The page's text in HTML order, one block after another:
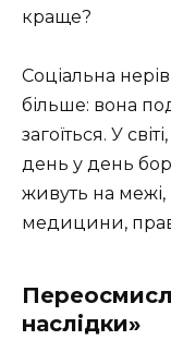
краще?
Соціальна
більше: вона
загоїться. У
день у день
живуть на
медицини,
наслідки»